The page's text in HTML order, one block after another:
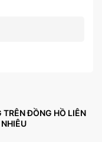
ĐỒNG HỒ LIÊN